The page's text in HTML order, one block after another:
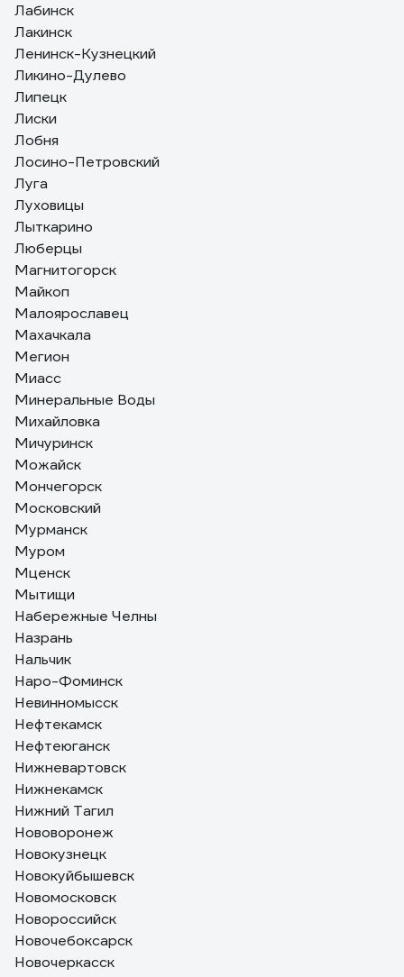
Лабинск
Лакинск
Ленинск-Кузнецкий
Ликино-Дулево
Липецк
Лиски
Лобня
Лосино-Петровский
Луга
Луховицы
Лыткарино
Люберцы
Магнитогорск
Майкоп
Малоярославец
Махачкала
Мегион
Миасс
Минеральные Воды
Михайловка
Мичуринск
Можайск
Мончегорск
Московский
Мурманск
Муром
Мценск
Мытищи
Набережные Челны
Назрань
Нальчик
Наро-Фоминск
Невинномысск
Нефтекамск
Нефтеюганск
Нижневартовск
Нижнекамск
Нижний Тагил
Нововоронеж
Новокузнецк
Новокуйбышевск
Новомосковск
Новороссийск
Новочебоксарск
Новочеркасск